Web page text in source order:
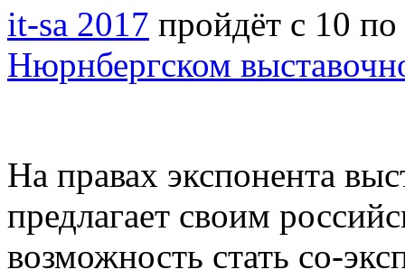
it-sa 2017 пройдёт с 10
Нюрнбергском
На правах экспонента
предлагает своим
возможность стать со-